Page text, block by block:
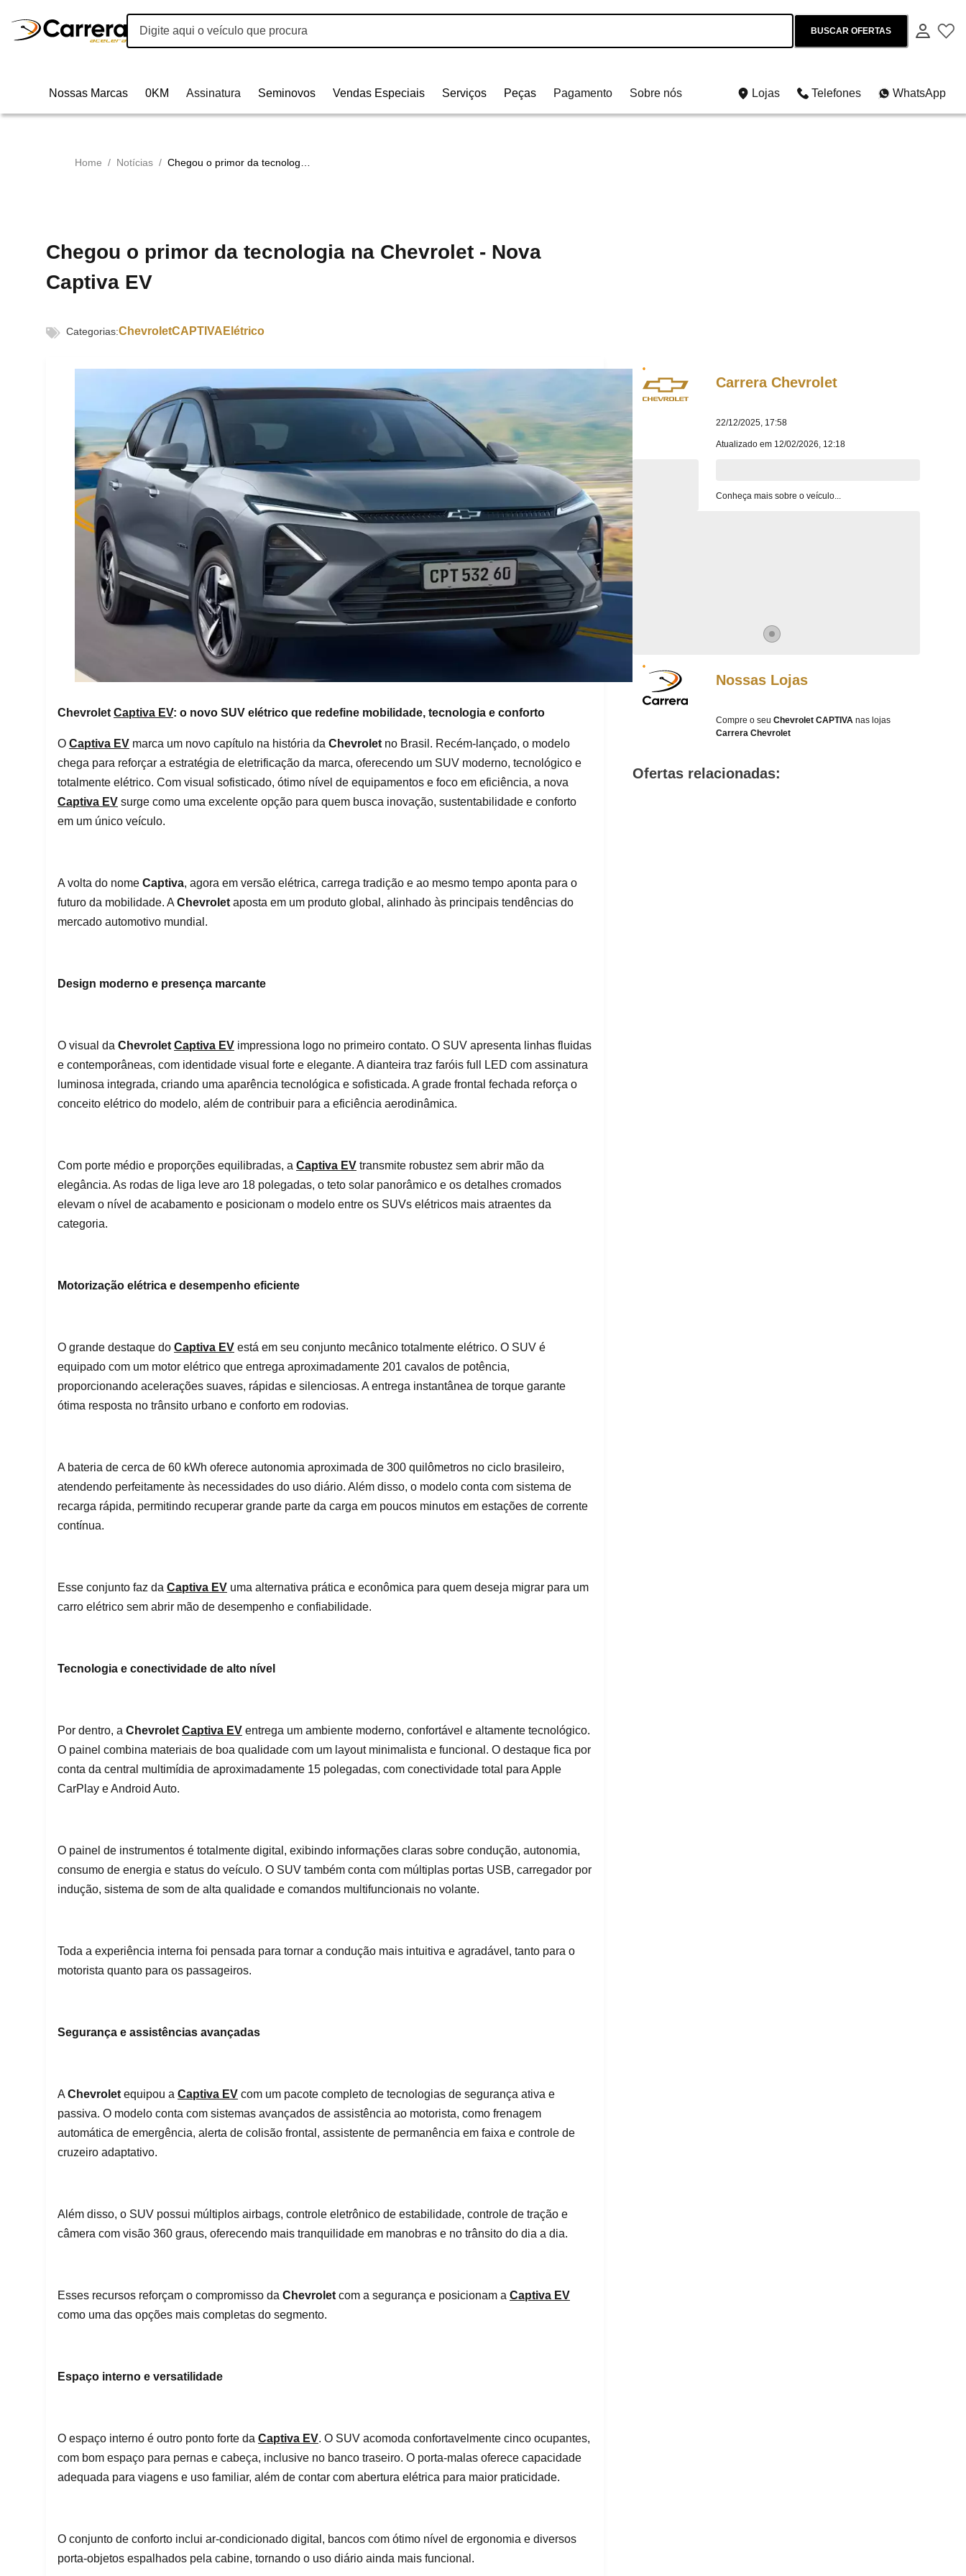
BUSCAR OFERTAS
Nossas Marcas 0KM Assinatura Seminovos Vendas Especiais Serviços Peças Pagamento Sobre nós Lojas Telefones WhatsApp
Home / Notícias /
Chegou o primor da tecnologia na Chevrolet - Nova
Captiva EV
Categorias:ChevroletCAPTIVA Elétrico
Chevrolet Captiva EV: o novo SUV elétrico que redefine mobilidade, tecnologia e conforto
O Captiva EV marca um novo capítulo na história da Chevrolet no Brasil. Recém-lançado, o modelo
chega para reforçar a estratégia de eletrificação da marca, oferecendo um SUV moderno, tecnológico e
totalmente elétrico. Com visual sofisticado, ótimo nível de equipamentos e foco em eficiência, a nova
Captiva EV surge como uma excelente opção para quem busca inovação, sustentabilidade e conforto
em um único veículo.
A volta do nome Captiva, agora em versão elétrica, carrega tradição e ao mesmo tempo aponta para o
futuro da mobilidade. A Chevrolet aposta em um produto global, alinhado às principais tendências do
mercado automotivo mundial.
Design moderno e presença marcante
O visual da Chevrolet Captiva EV impressiona logo no primeiro contato. O SUV apresenta linhas fluidas
e contemporâneas, com identidade visual forte e elegante. A dianteira traz faróis full LED com assinatura
luminosa integrada, criando uma aparência tecnológica e sofisticada. A grade frontal fechada reforça o
conceito elétrico do modelo, além de contribuir para a eficiência aerodinâmica.
Com porte médio e proporções equilibradas, a Captiva EV transmite robustez sem abrir mão da
elegância. As rodas de liga leve aro 18 polegadas, o teto solar panorâmico e os detalhes cromados
elevam o nível de acabamento e posicionam o modelo entre os SUVs elétricos mais atraentes da
categoria.
Motorização elétrica e desempenho eficiente
O grande destaque do Captiva EV está em seu conjunto mecânico totalmente elétrico. O SUV é
equipado com um motor elétrico que entrega aproximadamente 201 cavalos de potência,
proporcionando acelerações suaves, rápidas e silenciosas. A entrega instantânea de torque garante
ótima resposta no trânsito urbano e conforto em rodovias.
A bateria de cerca de 60 kWh oferece autonomia aproximada de 300 quilômetros no ciclo brasileiro,
atendendo perfeitamente às necessidades do uso diário. Além disso, o modelo conta com sistema de
recarga rápida, permitindo recuperar grande parte da carga em poucos minutos em estações de corrente
contínua.
Esse conjunto faz da Captiva EV uma alternativa prática e econômica para quem deseja migrar para um
carro elétrico sem abrir mão de desempenho e confiabilidade.
Tecnologia e conectividade de alto nível
Por dentro, a Chevrolet Captiva EV entrega um ambiente moderno, confortável e altamente tecnológico.
O painel combina materiais de boa qualidade com um layout minimalista e funcional. O destaque fica por
conta da central multimídia de aproximadamente 15 polegadas, com conectividade total para Apple
CarPlay e Android Auto.
O painel de instrumentos é totalmente digital, exibindo informações claras sobre condução, autonomia,
consumo de energia e status do veículo. O SUV também conta com múltiplas portas USB, carregador por
indução, sistema de som de alta qualidade e comandos multifuncionais no volante.
Toda a experiência interna foi pensada para tornar a condução mais intuitiva e agradável, tanto para o
motorista quanto para os passageiros.
Segurança e assistências avançadas
A Chevrolet equipou a Captiva EV com um pacote completo de tecnologias de segurança ativa e
passiva. O modelo conta com sistemas avançados de assistência ao motorista, como frenagem
automática de emergência, alerta de colisão frontal, assistente de permanência em faixa e controle de
cruzeiro adaptativo.
Além disso, o SUV possui múltiplos airbags, controle eletrônico de estabilidade, controle de tração e
câmera com visão 360 graus, oferecendo mais tranquilidade em manobras e no trânsito do dia a dia.
Esses recursos reforçam o compromisso da Chevrolet com a segurança e posicionam a Captiva EV
como uma das opções mais completas do segmento.
Espaço interno e versatilidade
O espaço interno é outro ponto forte da Captiva EV. O SUV acomoda confortavelmente cinco ocupantes,
com bom espaço para pernas e cabeça, inclusive no banco traseiro. O porta-malas oferece capacidade
adequada para viagens e uso familiar, além de contar com abertura elétrica para maior praticidade.
O conjunto de conforto inclui ar-condicionado digital, bancos com ótimo nível de ergonomia e diversos
porta-objetos espalhados pela cabine, tornando o uso diário ainda mais funcional.
Carrera Chevrolet
22/12/2025, 17:58
Atualizado em 12/02/2026, 12:18
Conheça mais sobre o veículo...
Nossas Lojas
Compre o seu Chevrolet CAPTIVA nas lojas
Carrera Chevrolet
Ofertas relacionadas: